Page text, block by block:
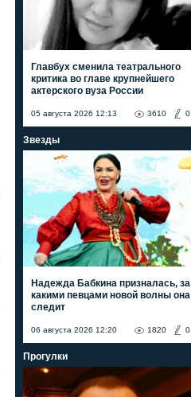
Главбух сменила театрального
критика во главе крупнейшего
актерского вуза России
05 августа 2026 12:13 0
3610
Звезды
Надежда Бабкина призналась, за
какими певцами новой волны она
следит
06 августа 2026 12:20 0
1820
Прогулки